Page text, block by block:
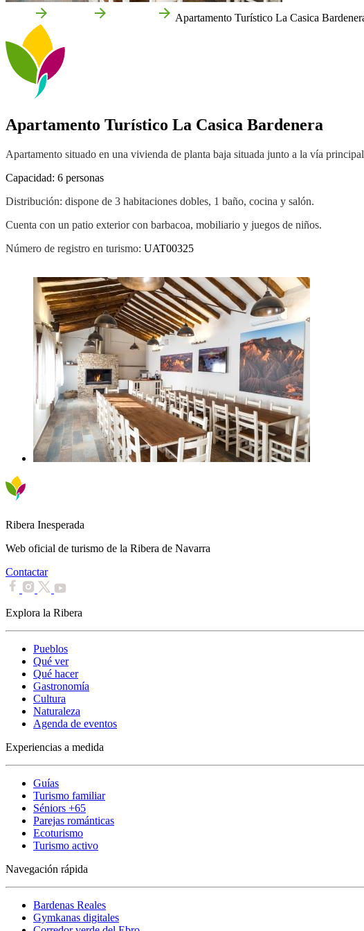
Apartamento Turístico La Casica
Apartamento Turístico La Casica Bardenera
Apartamento situado en una vivienda de planta baja situada junto a la vía
Capacidad: 6 personas
Distribución: dispone de 3 habitaciones dobles, 1 baño, cocina y salón.
Cuenta con un patio exterior con barbacoa, mobiliario y juegos de niños.
Número de registro en turismo: UAT00325
Ribera Inesperada
Web oficial de turismo de la Ribera de Navarra
Contactar
Explora la Ribera
Pueblos
Qué ver
Qué hacer
Gastronomía
Cultura
Naturaleza
Agenda de eventos
Experiencias a medida
Guías
Turismo familiar
Séniors +65
Parejas románticas
Ecoturismo
Turismo activo
Navegación rápida
Bardenas Reales
Gymkanas digitales